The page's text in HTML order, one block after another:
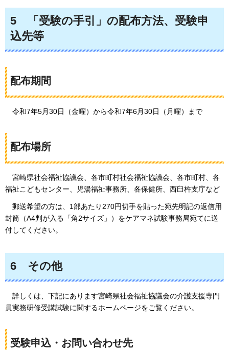
5 「受験の手引」 の配布方法、受験申
込先等
配布期間
令和7年5月30日 （金曜）から令和7年6月30日（月曜）まで
配布場所
宮崎県社会福祉協議会、各市町村社会福祉協議会、各市町村、各
福祉こどもセンター、児湯福祉事務所、各保健所、西臼杵支庁など
郵送希望の方は 、1部あたり270円切手を貼った宛先明記の返信用
封筒（A4判が入る「角2サイズ」）をケアマネ試験事務局宛てに送
付してください。
6 その他
詳しくは、下記にあります宮崎県社会福祉協議会の介護支援専門
員実務研修受講試験に関するホームページをご覧ください。
受験申込・お問い合わせ先